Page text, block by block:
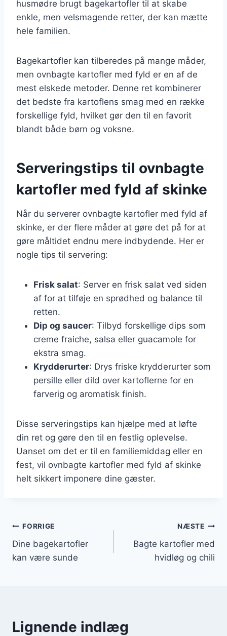
husmødre brugt bagekartofler til at skabe
enkle, men velsmagende retter, der kan mætte
hele familien.
Bagekartofler kan tilberedes på mange måder,
men ovnbagte kartofler med fyld er en af de
mest elskede metoder. Denne ret kombinerer
det bedste fra kartoflens smag med en række
forskellige fyld, hvilket gør den til en favorit
blandt både børn og voksne.
Serveringstips til ovnbagte
kartofler med fyld af skinke
Når du serverer ovnbagte kartofler med fyld af
skinke, er der flere måder at gøre det på for at
gøre måltidet endnu mere indbydende. Her er
nogle tips til servering:
Frisk salat: Server en frisk salat ved siden
af for at tilføje en sprødhed og balance til
retten.
Dip og saucer: Tilbyd forskellige dips som
creme fraiche, salsa eller guacamole for
ekstra smag.
Krydderurter: Drys friske krydderurter som
persille eller dild over kartoflerne for en
farverig og aromatisk finish.
Disse serveringstips kan hjælpe med at løfte
din ret og gøre den til en festlig oplevelse.
Uanset om det er til en familiemiddag eller en
fest, vil ovnbagte kartofler med fyld af skinke
helt sikkert imponere dine gæster.
Indlægsnavigation
FORRIGE
Dine bagekartofler
kan være sunde
NÆSTE
Bagte kartofler med
hvidløg og chili
Lignende indlæg